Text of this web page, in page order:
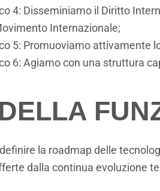
4: Disseminiamo il Diritto
Internazionale;
5: Promuoviamo attivamente
6: Agiamo con una struttura
la roadmap delle
dalla continua evoluzione